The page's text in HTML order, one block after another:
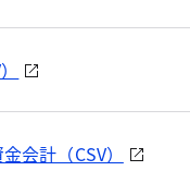
会計（CSV）